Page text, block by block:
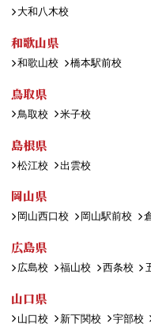
大和八木校
和歌山県
和歌山校 橋本駅前校
鳥取県
鳥取校 米子校
島根県
松江校 出雲校
岡山県
岡山西口校 岡山駅前校
広島県
広島校 福山校 西条校
山口県
山口校 新下関校 宇部校